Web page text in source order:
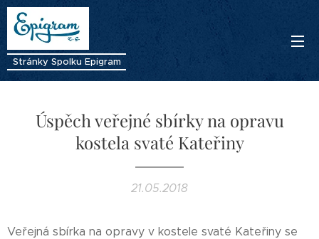
Stránky Spolku Epigram
Úspěch veřejné sbírky na opravu
kostela svaté Kateřiny
21.05.2018
Veřejná sbírka na opravy v kostele svaté Kateřiny se